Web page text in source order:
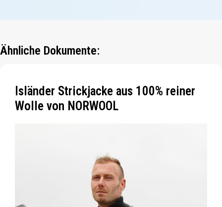
Ähnliche Dokumente:
Isländer Strickjacke aus 100% reiner
Wolle von NORWOOL